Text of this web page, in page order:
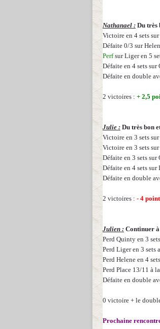
Nathanael : Du très
Victoire en 4 sets
Défaite 0/3 sur
Perfsur Liger en 5
Défaite en 4 sets sur
Défaite en double
2 victoires : + 2,5
Julie : Du très bon
Victoire en 3 sets
Victoire en 3 sets sur
Défaite en 3 sets
Défaite en 4 sets sur
Défaite en double
2 victoires : - 4
Julien : Continuer
Perd Quinty en 3 sets
Perd Liger en 3 sets
Perd Helene en 4
Perd Place 13/11 à
Défaite en double
0 victoire + le
Prochaine